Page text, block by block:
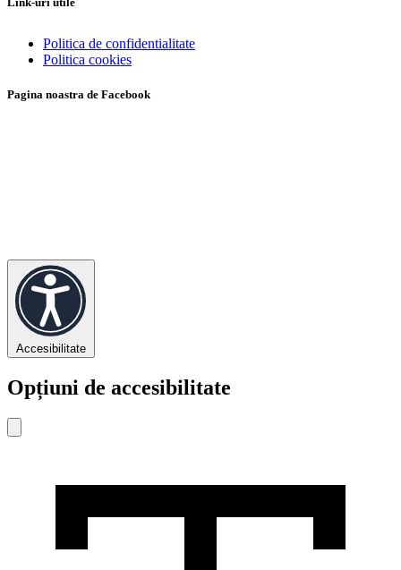
Politica de confidentialitate
Politica cookies
Pagina noastra de Facebook
Accesibilitate
Opțiuni de accesibilitate